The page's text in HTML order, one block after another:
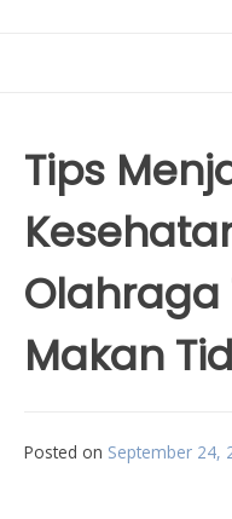
Tips
Olahraga
Makan
Posted on September 24,